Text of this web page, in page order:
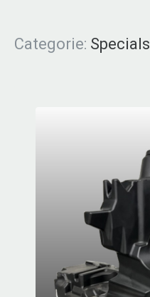
Categorie: Specials